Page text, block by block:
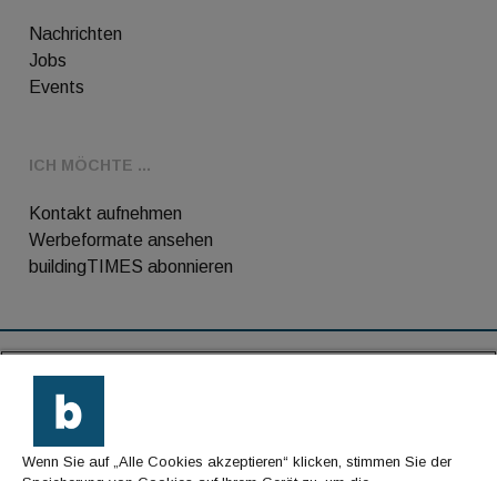
Nachrichten
Jobs
Events
ICH MÖCHTE ...
Kontakt aufnehmen
Werbeformate ansehen
buildingTIMES abonnieren
Kontakt
Impressum
Wenn Sie auf „Alle Cookies akzeptieren“ klicken, stimmen Sie der